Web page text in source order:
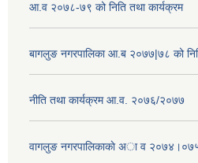
आ.व २०७८-७९ को निति तथा कार्यक्रम
बागलुङ नगरपालिका आ.ब २०७७|७८ को
नीति तथा कार्यक्रम आ.व. २०७६/२०७७
वागलुङ नगरपालिकाकाे अा‍ व २०७४।०७५